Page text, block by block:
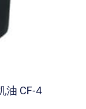
油 CF-4